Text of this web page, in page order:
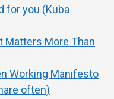
for you (Kuba
Matters More Than
Working Manifesto
often)